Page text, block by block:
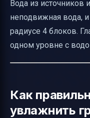
Вода из источников
неподвижная вода,
радиусе 4 блоков.
одном уровне с
Как
увлажнить